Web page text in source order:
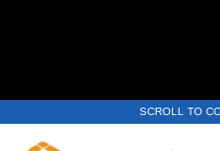
SCROLL TO